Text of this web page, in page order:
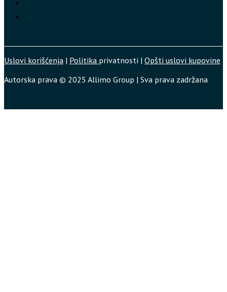
Uslovi korišćenja | Politika privatnosti | Opšti uslovi kupovine
Autorska prava © 2025 Allimo Group | Sva prava zadržana